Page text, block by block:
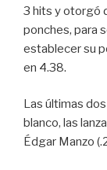
3 hits y otorgó
ponches, para
establecer su
en 4.38.
Las últimas
blanco, las
Édgar Manzo